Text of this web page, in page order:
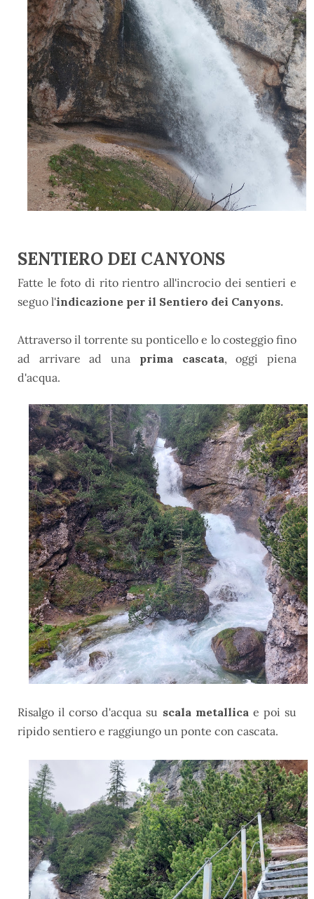
SENTIERO DEI CANYONS
Fatte le foto di rito rientro all'incrocio dei sentieri e
seguo l'indicazione per il Sentiero dei Canyons.
Attraverso il torrente su ponticello e lo costeggio fino
ad arrivare ad una prima cascata, oggi piena
d'acqua.
Risalgo il corso d'acqua su scala metallicae poi su
ripido sentiero e raggiungo un ponte con cascata.